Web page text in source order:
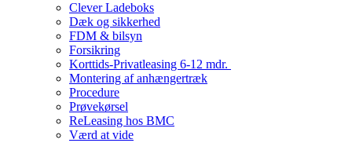
Clever Ladeboks
Dæk og sikkerhed
FDM & bilsyn
Forsikring
Korttids-Privatleasing 6-12 mdr.
Montering af anhængertræk
Procedure
Prøvekørsel
ReLeasing hos BMC
Værd at vide